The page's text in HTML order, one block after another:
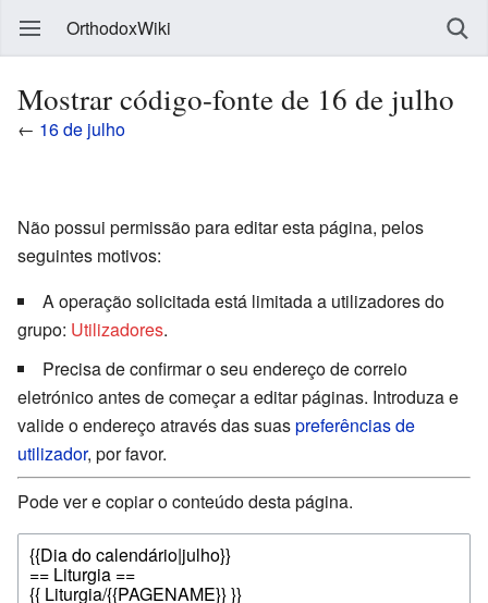
OrthodoxWiki
Mostrar código-fonte de 16 de julho
← 16 de julho
Não possui permissão para editar esta página, pelos
seguintes motivos:
A operação solicitada está limitada a utilizadores do
grupo: Utilizadores.
Precisa de confirmar o seu endereço de correio
eletrónico antes de começar a editar páginas. Introduza e
valide o endereço através das suaspreferências de
utilizador, por favor.
Pode ver e copiar o conteúdo desta página.